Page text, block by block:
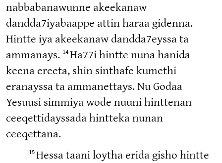
nabbabanawunne akeekanaw
dandda7iyabaappe attin haraa gidenna.
Hintte iya akeekanaw dandda7eyssa ta
ammanays. 14Ha77i hintte nuna hanida
keena ereeta, shin sinthafe kumethi
eranayssa ta ammanettays. Nu Godaa
Yesuusi simmiya wode nuuni hinttenan
ceeqettidayssada hintteka nunan
ceeqettana.
15Hessa taani loytha erida gisho hintte